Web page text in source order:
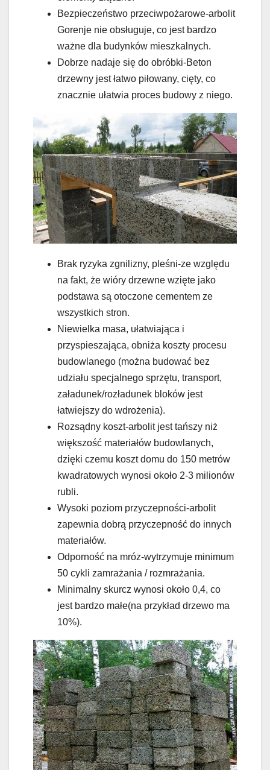
Bezpieczeństwo przeciwpożarowe-arbolit
Gorenje nie obsługuje, co jest bardzo
ważne dla budynków mieszkalnych.
Dobrze nadaje się do obróbki-Beton
drzewny jest łatwo piłowany, cięty, co
znacznie ułatwia proces budowy z niego.
Brak ryzyka zgnilizny, pleśni-ze względu
na fakt, że wióry drzewne wzięte jako
podstawa są otoczone cementem ze
wszystkich stron.
Niewielka masa, ułatwiająca i
przyspieszająca, obniża koszty procesu
budowlanego (można budować bez
udziału specjalnego sprzętu, transport,
załadunek/rozładunek bloków jest
łatwiejszy do wdrożenia).
Rozsądny koszt-arbolit jest tańszy niż
większość materiałów budowlanych,
dzięki czemu koszt domu do 150 metrów
kwadratowych wynosi około 2-3 milionów
rubli.
Wysoki poziom przyczepności-arbolit
zapewnia dobrą przyczepność do innych
materiałów.
Odporność na mróz-wytrzymuje minimum
50 cykli zamrażania / rozmrażania.
Minimalny skurcz wynosi około 0,4, co
jest bardzo małe(na przykład drzewo ma
10%).